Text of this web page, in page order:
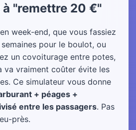
à "remettre 20 €"
week-end, que vous fassiez
pour le boulot, ou
un covoiturage entre potes,
va vraiment coûter évite les
Ce simulateur vous donne
+ péages +
entre les passagers. Pas
près.